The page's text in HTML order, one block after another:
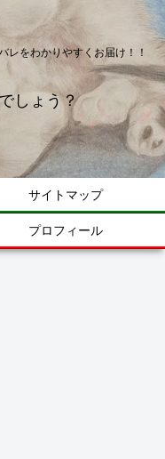
レをわかりやすくお届け！！
しょう？
サイトマップ
プロフィール